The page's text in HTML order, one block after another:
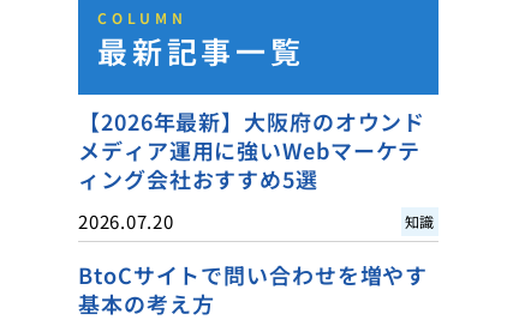
COLUMN
最新記事一覧
【2026年最新】大阪府のオウンド
メディア運用に強いWebマーケテ
ィング会社おすすめ5選
2026.07.20 知識
BtoCサイトで問い合わせを増やす
基本の考え方